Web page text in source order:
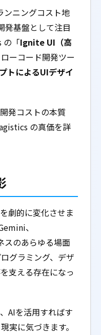
ンニングコスト地
発基盤として注目
の「Ignite UI（高
ーコード開発ツー
トによるUIデザイ
発コストの本質
の真価を詳
劇的に変化させま
、
のあらゆる場面
グラミング、デザ
支える存在になっ
AIを活用すればす
実に気づきます。